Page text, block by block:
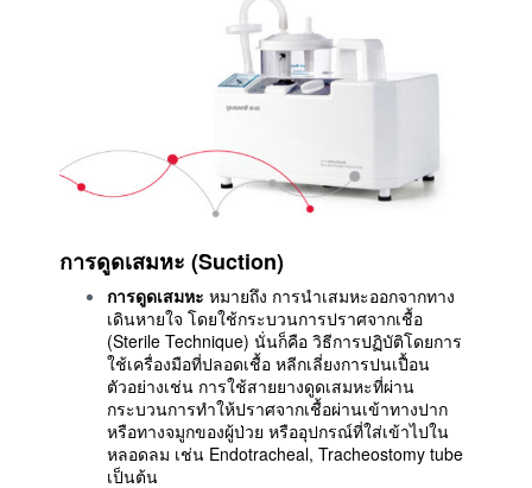
การดูดเสมหะ (Suction)
การดูดเสมหะ หมายถึง การนำเสมหะออกจากทาง
เดินหายใจ โดยใช้กระบวนการปราศจากเชื้อ
(Sterile Technique) นั่นก็คือ วิธีการปฏิบัติโดยการ
ใช้เครื่องมือที่ปลอดเชื้อ หลีกเลี่ยงการปนเปื้อน
ตัวอย่างเช่น การใช้สายยางดูดเสมหะที่ผ่าน
กระบวนการทำให้ปราศจากเชื้อผ่านเข้าทางปาก
หรือทางจมูกของผู้ป่วย หรืออุปกรณ์ที่ใส่เข้าไปใน
หลอดลม เช่น Endotracheal, Tracheostomy tube
เป็นต้น